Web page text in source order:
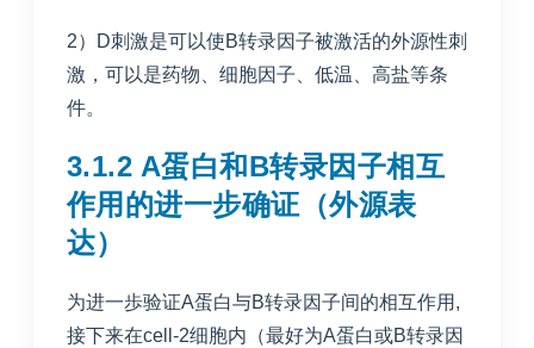
2）D刺激是可以使B转录因子被激活的外源性刺
激，可以是药物、细胞因子、低温、高盐等条
件。
3.1.2 A蛋白和B转录因子相互
作用的进一步确证（外源表
达）
为进一歩验证A蛋白与B转录因子间的相互作用,
接下来在cell-2细胞内（最好为A蛋白或B转录因